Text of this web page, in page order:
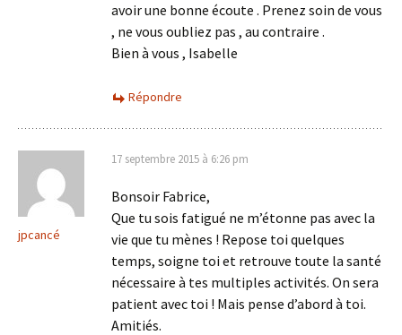
avoir une bonne écoute . Prenez soin de vous
, ne vous oubliez pas , au contraire .
Bien à vous , Isabelle
Répondre
jpcancé
17 septembre 2015 à 6:26 pm
Bonsoir Fabrice,
Que tu sois fatigué ne m’étonne pas avec la
vie que tu mènes ! Repose toi quelques
temps, soigne toi et retrouve toute la santé
nécessaire à tes multiples activités. On sera
patient avec toi ! Mais pense d’abord à toi.
Amitiés.